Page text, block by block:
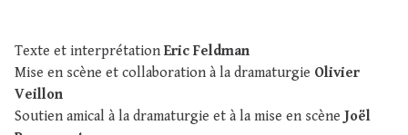
Texte et interprétation Eric Feldman
Mise en scène et collaboration à la dramaturgie Olivier
Veillon
Soutien amical à la dramaturgie et à la mise en scène Joël